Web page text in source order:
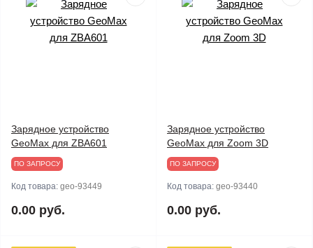
Зарядное устройство
GeoMax для ZBA601
ПО ЗАПРОСУ
Код товара: geo-93449
0.00 руб.
Зарядное устройство
GeoMax для Zoom 3D
ПО ЗАПРОСУ
Код товара: geo-93440
0.00 руб.